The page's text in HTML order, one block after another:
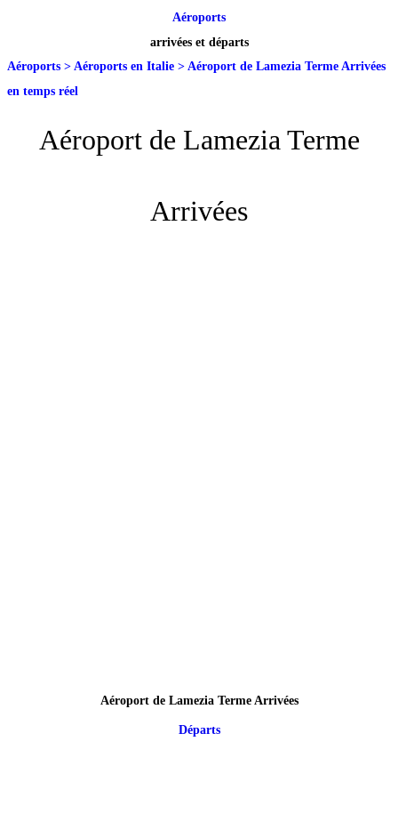
Aéroports
arrivées et départs
Aéroports > Aéroports en Italie > Aéroport de Lamezia Terme Arrivées
en temps réel
Aéroport de Lamezia Terme
Arrivées
Aéroport de Lamezia Terme Arrivées
Départs